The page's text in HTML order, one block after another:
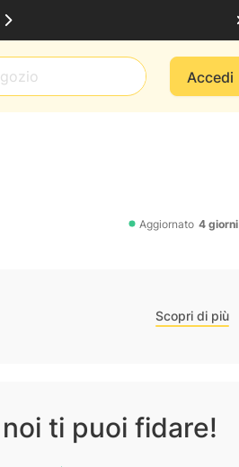
Accedi
Aggiornato 4 giorni
Scopri di più
ti puoi fidare!